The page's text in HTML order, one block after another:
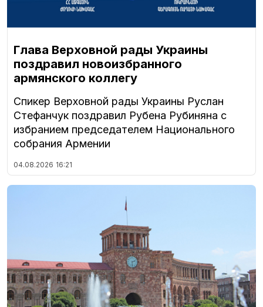
Глава Верховной рады Украины
поздравил новоизбранного
армянского коллегу
Спикер Верховной рады Украины Руслан
Стефанчук поздравил Рубена Рубиняна с
избранием председателем Национального
собрания Армении
04.08.2026 16:21